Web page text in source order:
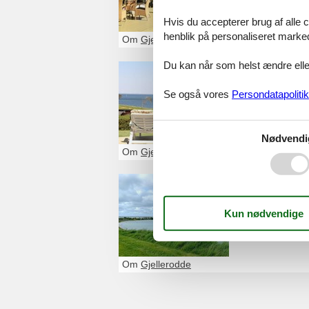
Om Gjellerodde
Glæd dig til et
Om Gjellerodde
Ferieområdet
dejlige strande
Om Gjellerodde
Hvis du accepterer brug af alle
henblik på personaliseret
Du kan når som helst ændre
Se også vores Persondatapolitik